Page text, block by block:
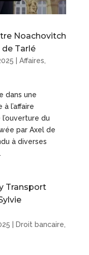
Noachovitch
de Tarlé
Affaires,
dans une
l’affaire
du
par Axel de
à diverses
Transport
Droit bancaire,